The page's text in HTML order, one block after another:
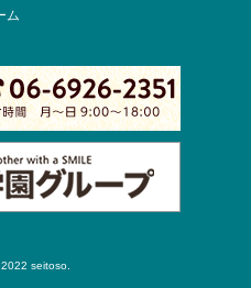
ム
seitoso.